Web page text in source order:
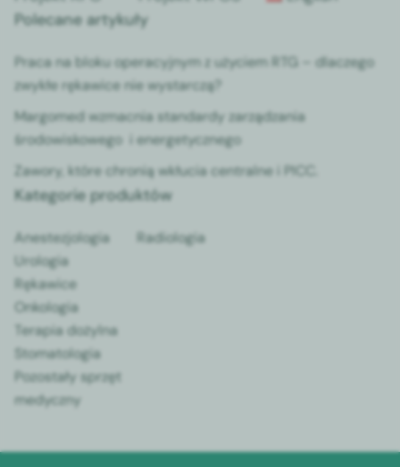
Polecane artykuły
Praca na bloku operacyjnym z użyciem RTG – dlaczego
zwykłe rękawice nie wystarczą?
Margomed wzmacnia standardy zarządzania
środowiskowego i energetycznego
Zawory, które chronią wkłucia centralne i PICC.
Kategorie produktów
Anestezjologia
Urologia
Rękawice
Onkologia
Terapia dożylna
Stomatologia
Pozostały sprzęt
medyczny
Radiologia